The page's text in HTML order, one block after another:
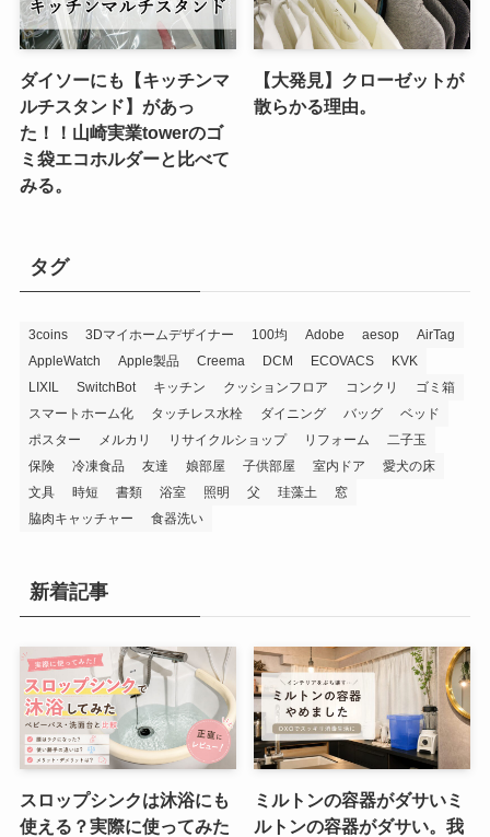
ダイソーにも【キッチンマ
ルチスタンド】があっ
た！！山崎実業towerのゴ
ミ袋エコホルダーと比べて
みる。
【大発見】クローゼットが
散らかる理由。
タグ
3coins 3Dマイホームデザイナー 100均 Adobe aesop
AirTag
AppleWatch
Apple製品 Creema DCM ECOVACS
KVK
LIXIL
SwitchBot キッチン クッションフロア コンクリ
ゴミ箱
スマートホーム化
タッチレス水栓 ダイニング バッグ
ベッド
ポスター
メルカリ リサイクルショップ リフォーム
二子玉
保険
冷凍食品 友達 娘部屋 子供部屋 室内ドア
愛犬の床
文具
時短 書類 浴室 照明 父 珪藻土
窓
脇肉キャッチャー
食器洗い
新着記事
スロップシンクは沐浴にも
使える？実際に使ってみた
ミルトンの容器がダサいミ
ルトンの容器がダサい。我